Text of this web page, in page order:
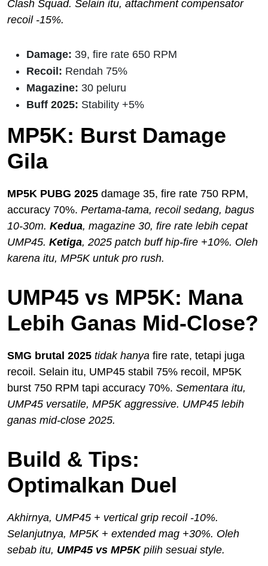
Clash Squad. Selain itu, attachment compensator
recoil -15%.
Damage: 39, fire rate 650 RPM
Recoil: Rendah 75%
Magazine: 30 peluru
Buff 2025: Stability +5%
MP5K: Burst Damage
Gila
MP5K PUBG 2025 damage 35, fire rate 750 RPM,
accuracy 70%. Pertama-tama, recoil sedang, bagus
10-30m. Kedua, magazine 30, fire rate lebih cepat
UMP45. Ketiga, 2025 patch buff hip-fire +10%. Oleh
karena itu, MP5K untuk pro rush.
UMP45 vs MP5K: Mana
Lebih Ganas Mid-Close?
SMG brutal 2025 tidak hanya fire rate, tetapi juga
recoil. Selain itu, UMP45 stabil 75% recoil, MP5K
burst 750 RPM tapi accuracy 70%. Sementara itu,
UMP45 versatile, MP5K aggressive. UMP45 lebih
ganas mid-close 2025.
Build & Tips:
Optimalkan Duel
Akhirnya, UMP45 + vertical grip recoil -10%.
Selanjutnya, MP5K + extended mag +30%. Oleh
sebab itu, UMP45 vs MP5Kpilih sesuai style.